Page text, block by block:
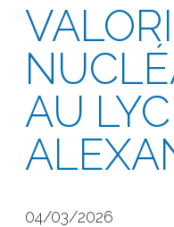
AU
04/03/2026